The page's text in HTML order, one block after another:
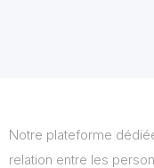
Notre plateforme
relation entre les